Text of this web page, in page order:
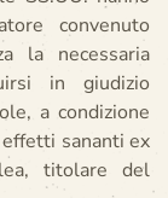
convenuto
la necessaria
in giudizio
a condizione
sananti ex
titolare del